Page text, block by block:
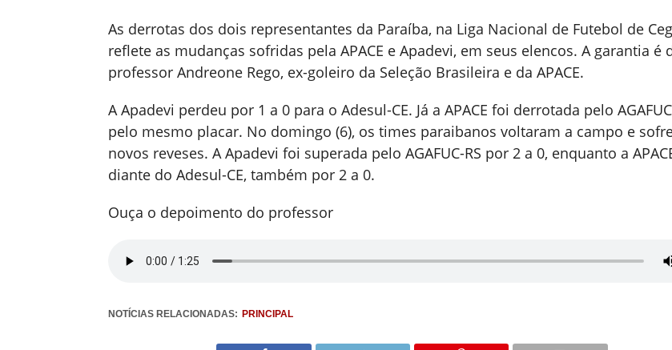
As derrotas dos dois representantes da Paraíba, na Liga Nacional de Futebol de
reflete as mudanças sofridas pela APACE e Apadevi, em seus elencos. A garantia é
professor Andreone Rego, ex-goleiro da Seleção Brasileira e da APACE.
A Apadevi perdeu por 1 a 0 para o Adesul-CE. Já a APACE foi derrotada pelo
pelo mesmo placar. No domingo (6), os times paraibanos voltaram a campo e
novos reveses. A Apadevi foi superada pelo AGAFUC-RS por 2 a 0, enquanto a
diante do Adesul-CE, também por 2 a 0.
Ouça o depoimento do professor
NOTÍCIAS RELACIONADAS: PRINCIPAL